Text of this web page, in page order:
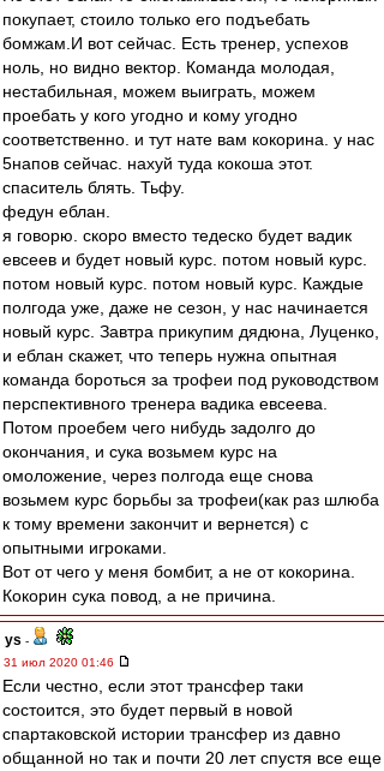
покупает, стоило только его подъебать
бомжам.И вот сейчас. Есть тренер, успехов
ноль, но видно вектор. Команда молодая,
нестабильная, можем выиграть, можем
проебать у кого угодно и кому угодно
соответственно. и тут нате вам кокорина. у нас
5напов сейчас. нахуй туда кокоша этот.
спаситель блять. Тьфу.
федун еблан.
я говорю. скоро вместо тедеско будет вадик
евсеев и будет новый курс. потом новый курс.
потом новый курс. потом новый курс. Каждые
полгода уже, даже не сезон, у нас начинается
новый курс. Завтра прикупим дядюна, Луценко,
и еблан скажет, что теперь нужна опытная
команда бороться за трофеи под руководством
перспективного тренера вадика евсеева.
Потом проебем чего нибудь задолго до
окончания, и сука возьмем курс на
омоложение, через полгода еще снова
возьмем курс борьбы за трофеи(как раз шлюба
к тому времени закончит и вернется) с
опытными игроками.
Вот от чего у меня бомбит, а не от кокорина.
Кокорин сука повод, а не причина.
ys -
31 июл 2020 01:46
Если честно, если этот трансфер таки
состоится, это будет первый в новой
спартаковской истории трансфер из давно
общанной но так и почти 20 лет спустя все еще